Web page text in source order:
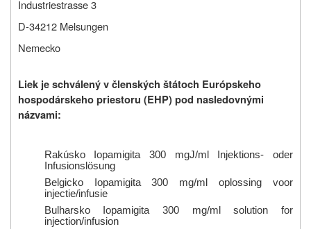
Industriestrasse 3
D-34212 Melsungen
Nemecko
Liek je schválený v členských štátoch Európskeho
hospodárskeho priestoru (EHP) pod nasledovnými
názvami:
Rakúsko Iopamigita 300 mgJ/ml
Injektions- oder
Infusionslösung
Belgicko
Iopamigita 300 mg/ml oplossing voor
injectie/infusie
Bulharsko
Iopamigita 300 mg/ml solution for
injection/infusion